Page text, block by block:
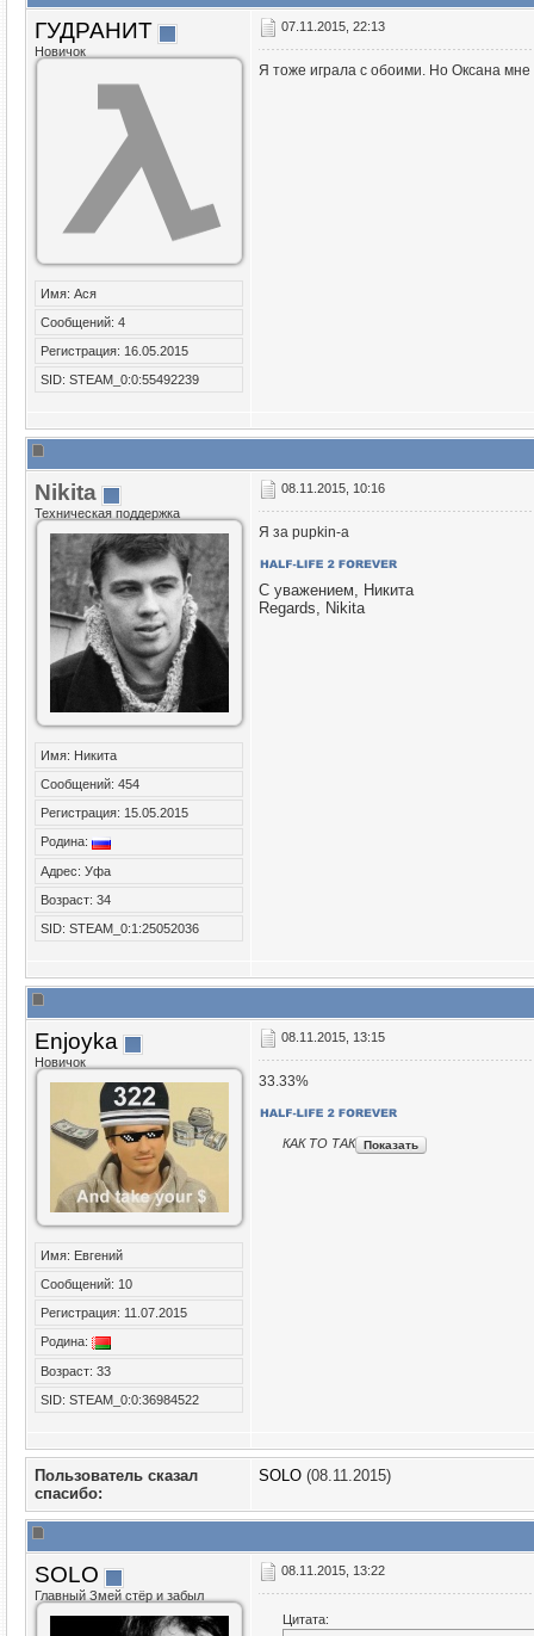
ГУДРАНИТ
Новичок
Имя: Ася
Сообщений: 4
Регистрация: 16.05.2015
SID: STEAM_0:0:55492239
07.11.2015, 22:13
Я тоже играла с обоими. Но Оксана мне
Nikita
Техническая поддержка
Имя: Никита
Сообщений: 454
Регистрация: 15.05.2015
Родина:
Адрес: Уфа
Возраст: 34
SID: STEAM_0:1:25052036
08.11.2015, 10:16
Я за pupkin-а
С уважением, Никита
Regards, Nikita
Enjoyka
Новичок
Имя: Евгений
Сообщений: 10
Регистрация: 11.07.2015
Родина:
Возраст: 33
SID: STEAM_0:0:36984522
08.11.2015, 13:15
33.33%
КАК ТО ТАК
Пользователь сказал
cпасибо:
SOLO (08.11.2015)
SOLO
Главный Змей стёр и забыл
08.11.2015, 13:22
Цитата: